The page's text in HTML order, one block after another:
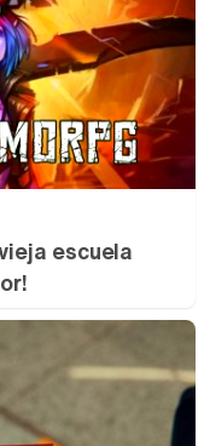
escuela